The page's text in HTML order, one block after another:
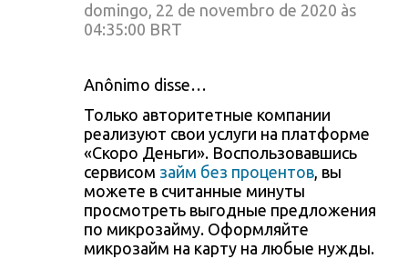
domingo, 22 de novembro de 2020 às
04:35:00 BRT
Anônimo disse…
Только авторитетные компании
реализуют свои услуги на платформе
«Скоро Деньги». Воспользовавшись
сервисом займ без процентов, вы
можете в считанные минуты
просмотреть выгодные предложения
по микрозайму. Оформляйте
микрозайм на карту на любые нужды.